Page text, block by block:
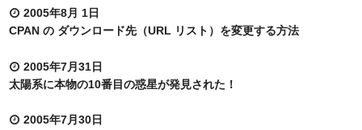
2005年8月 1日
CPAN の ダウンロード先（URL リスト）を変更する方法
2005年7月31日
太陽系に本物の10番目の惑星が発見された！
2005年7月30日